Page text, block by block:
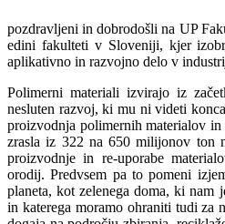
pozdravljeni in dobrodošli na UP
edini fakulteti v Sloveniji, kjer
aplikativno in razvojno delo v
Polimerni materiali izvirajo iz
nesluten razvoj, ki mu ni videti
proizvodnja polimernih materialov
zrasla iz 322 na 650 milijonov ton
proizvodnje in re-uporabe
orodij. Predvsem pa to pomeni
planeta, kot zelenega doma, ki nam
in katerega moramo ohraniti tudi za